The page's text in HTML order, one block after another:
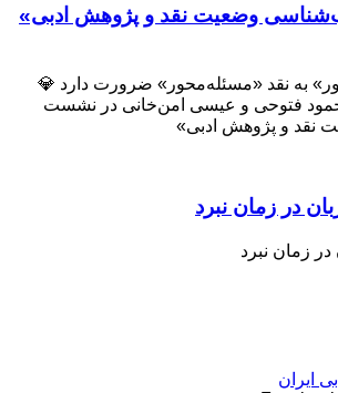
وضعیت نقد و پژوهش ادبی»
به نقد «مسئله‌محور» ضرورت دارد 💎
فتوحی و عیسی امن‌خانی در نشست
نقد و پژوهش ادبی»
در زمان نبرد
زمان نبرد